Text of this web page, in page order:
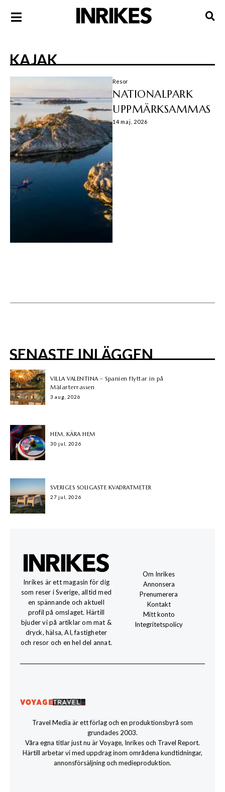
KAJAK
Resor
NATIONALPARK
UPPMÄRKSAMMAS
14 maj, 2026
SENASTE INLÄGGEN
VILLA VALENTINA – Spanien flyttar in på
Mälarterrassen
3 aug, 2026
HEM, KÄRA HEM
30 jul, 2026
SVERIGES SOLIGASTE KVADRATMETER
27 jul, 2026
Inrikes är ett magasin för dig
som reser i Sverige, alltid med
en spännande och aktuell
profil på omslaget. Härtill
bjuder vi på artiklar om mat &
dryck, hälsa, AI, fastigheter
och resor och en hel del annat.
Om Inrikes
Annonsera
Prenumerera
Kontakt
Mitt konto
Integritetspolicy
Travel Media är ett förlag och en produktionsbyrå som
grundades 2003.
Våra egna titlar just nu är Voyage, Inrikes och Travel Report.
Härtill arbetar vi med uppdrag inom områdena kundtidningar,
annonsförsäljning och medieproduktion.